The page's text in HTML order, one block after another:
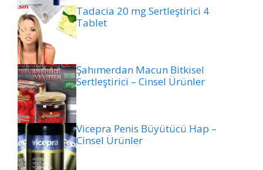
Tadacia 20 mg Sertleştirici 4
Tablet
Şahımerdan Macun Bitkisel
Sertleştirici – Cinsel Ürünler
Vicepra Penis Büyütücü Hap –
Cinsel Ürünler